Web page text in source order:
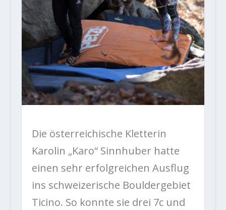
Die österreichische Kletterin
Karolin „Karo“ Sinnhuber hatte
einen sehr erfolgreichen Ausflug
ins schweizerische Bouldergebiet
Ticino. So konnte sie drei 7c und